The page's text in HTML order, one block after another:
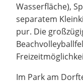
Wasserfläche),
separatem
pur. Die
Im Park am